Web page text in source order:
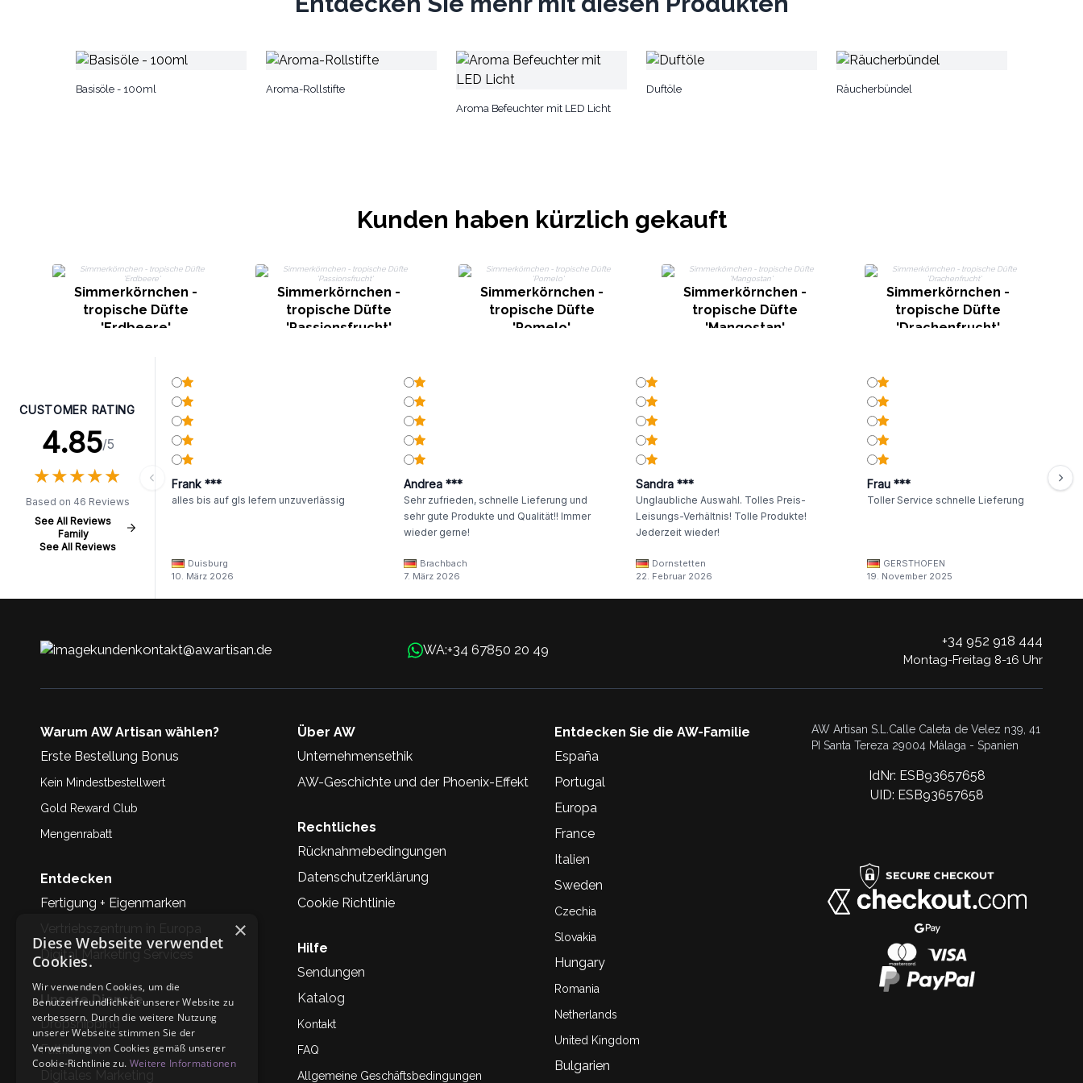
Basisöle - 100ml
Aroma-Rollstifte
Aroma Befeuchter mit LED Licht
Duftöle Räucherbündel
Kunden haben kürzlich gekauft
Simmerkörnchen -
tropische Düfte
'Erdbeere'
Simmerkörnchen -
tropische Düfte
'Passionsfrucht'
Simmerkörnchen -
tropische Düfte
'Pomelo'
Simmerkörnchen -
tropische Düfte
'Mangostan'
Simmerkörnchen -
tropische Düfte
'Drachenfrucht'
CUSTOMER RATING
4.85/5
★★★★★
★★★★★
Based on 46 Reviews
See All Reviews
Family
See All Reviews
Frank ***
alles bis auf gls lefern unzuverlässig
Duisburg
10. März 2026
Andrea ***
Sehr zufrieden, schnelle Lieferung und
sehr gute Produkte und Qualität!! Immer
wieder gerne!
Brachbach
7. März 2026
Sandra ***
Unglaubliche Auswahl. Tolles Preis-
Leisungs-Verhältnis! Tolle Produkte!
Jederzeit wieder!
Dornstetten
22. Februar 2026
Frau ***
Toller Service schnelle Lieferung
GERSTHOFEN
19. November 2025
kundenkontakt@awartisan.de WA:+34 67850 20 49
+34 952 918 444
Montag-Freitag 8-16 Uhr
Warum AW Artisan wählen?
Erste Bestellung Bonus
Kein Mindestbestellwert
Gold Reward Club
Mengenrabatt
Entdecken
Fertigung + Eigenmarken
Vertriebszentrum in Europa
Digital Marketing Services
Unsere Dienste
Dropshipping
Fullfilment
Digitales Marketing
Über AW
Unternehmensethik
AW-Geschichte und der Phoenix-Effekt
Rechtliches
Rücknahmebedingungen
Datenschutzerklärung
Cookie Richtlinie
Hilfe
Sendungen
Katalog
Kontakt
FAQ
Allgemeine Geschäftsbedingungen
Entdecken Sie die AW-Familie
España
Portugal
Europa
France
Italien
Sweden
Czechia
Slovakia
Hungary
Romania
Netherlands
United Kingdom
Bulgarien
AW Artisan S.L.Calle Caleta de Velez n39, 41
PI Santa Tereza 29004 Málaga - Spanien
IdNr: ESB93657658
UID: ESB93657658
×
Diese Webseite verwendet
Cookies.
Wir verwenden Cookies, um die
Benutzerfreundlichkeit unserer Website zu
verbessern. Durch die weitere Nutzung
unserer Webseite stimmen Sie der
Verwendung von Cookies gemäß unserer
Cookie-Richtlinie zu. Weitere Informationen